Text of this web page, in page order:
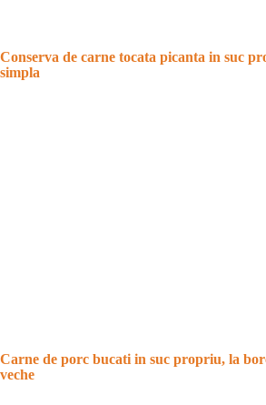
Conserva de carne tocata picanta in suc
simpla
Carne de porc bucati in suc propriu, la
veche